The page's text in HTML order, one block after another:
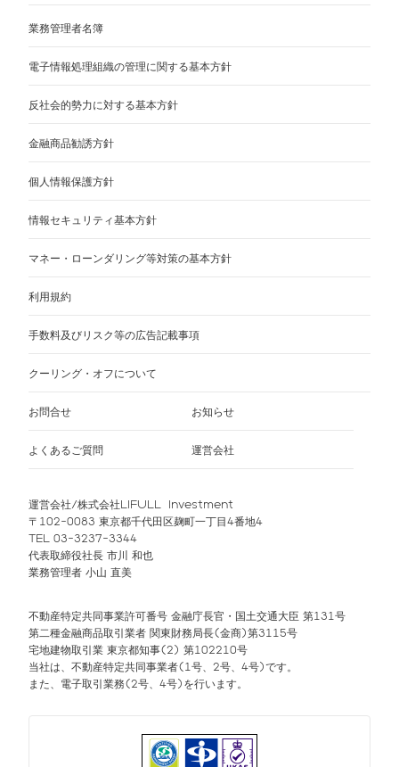
業務管理者名簿
電子情報処理組織の管理に関する基本方針
反社会的勢力に対する基本方針
金融商品勧誘方針
個人情報保護方針
情報セキュリティ基本方針
マネー・ローンダリング等対策の基本方針
利用規約
手数料及びリスク等の広告記載事項
クーリング・オフについて
お問合せ お知らせ
よくあるご質問 運営会社
運営会社/株式会社LIFULL Investment
〒102-0083 東京都千代田区麹町一丁目4番地4
TEL 03-3237-3344
代表取締役社長 市川 和也
業務管理者 小山 直美
不動産特定共同事業許可番号 金融庁長官・国土交通大臣 第131号
第二種金融商品取引業者 関東財務局長(金商)第3115号
宅地建物取引業 東京都知事(2) 第102210号
当社は、不動産特定共同事業者(1号、2号、4号)です。
また、電子取引業務(2号、4号)を行います。